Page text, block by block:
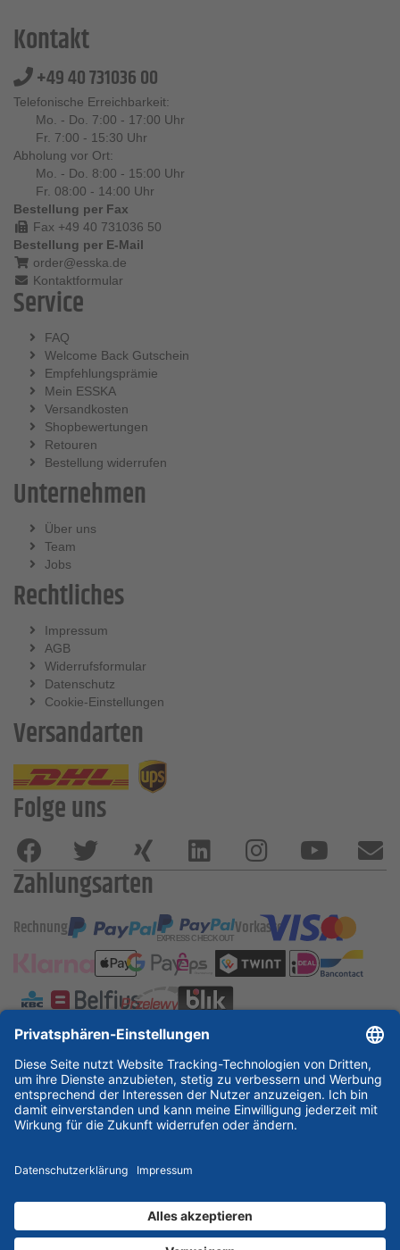
Kontakt
+49 40 731036 00
Telefonische Erreichbarkeit:
Mo. - Do. 7:00 - 17:00 Uhr
Fr. 7:00 - 15:30 Uhr
Abholung vor Ort:
Mo. - Do. 8:00 - 15:00 Uhr
Fr. 08:00 - 14:00 Uhr
Bestellung per Fax
Fax +49 40 731036 50
Bestellung per E-Mail
order@esska.de
Kontaktformular
Service
FAQ
Welcome Back Gutschein
Empfehlungsprämie
Mein ESSKA
Versandkosten
Shopbewertungen
Retouren
Bestellung widerrufen
Unternehmen
Über uns
Team
Jobs
Rechtliches
Impressum
AGB
Widerrufsformular
Datenschutz
Cookie-Einstellungen
Versandarten
Folge uns
Zahlungsarten
Rechnung Vorkasse
ESSKA International
new
new new